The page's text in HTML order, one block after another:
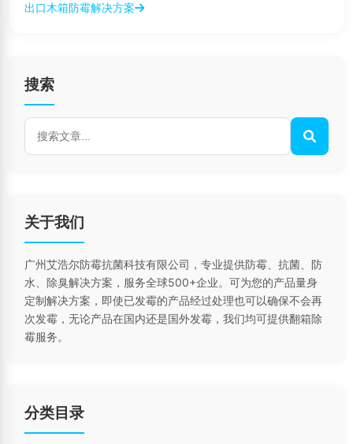
出口木箱防霉解决方案
搜索
关于我们
广州艾浩尔防霉抗菌科技有限公司，专业提供防霉、抗菌、防
水、除臭解决方案，服务全球500+企业。可为您的产品量身
定制解决方案，即使已发霉的产品经过处理也可以确保不会再
次发霉，无论产品在国内还是国外发霉，我们均可提供翻箱除
霉服务。
分类目录